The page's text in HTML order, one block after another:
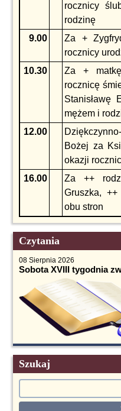
rocznicy
rodzinę
9.00
Za +
rocznicy
10.30
Za +
rocznicę
Stanisławę
mężem i
12.00
Bożej za
okazji
16.00
Za ++
Gruszka,
obu stron
Czytania
08 Sierpnia 2026
Sobota XVIII tygodnia
Szukaj